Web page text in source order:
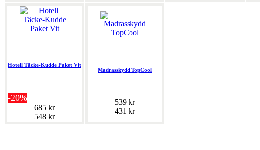
Hotell Täcke-Kudde Paket Vit
-20%
685 kr
548 kr
Madrasskydd TopCool
539 kr
431 kr